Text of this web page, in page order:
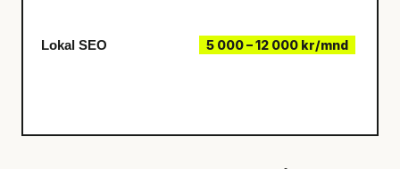
Lokal SEO 5 000 – 12 000 kr/mnd